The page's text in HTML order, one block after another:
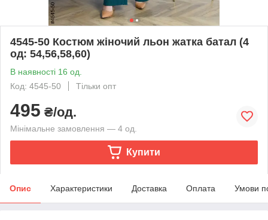
4545-50 Костюм жіночий льон жатка батал (4
од: 54,56,58,60)
В наявності 16 од.
Код: 4545-50
Тільки опт
495 ₴/од.
Мінімальне замовлення — 4 од.
Купити
Опис Характеристики Доставка Оплата Умови